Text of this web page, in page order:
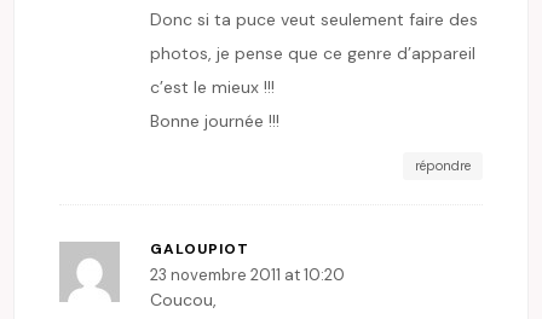
Donc si ta puce veut seulement faire des
photos, je pense que ce genre d’appareil
c’est le mieux !!!
Bonne journée !!!
répondre
GALOUPIOT
23 novembre 2011 at 10:20
Coucou,